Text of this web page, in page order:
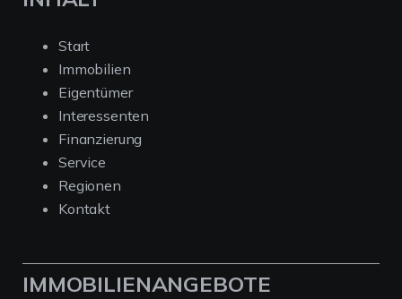
Start
Immobilien
Eigentümer
Interessenten
Finanzierung
Service
Regionen
Kontakt
IMMOBILIENANGEBOTE